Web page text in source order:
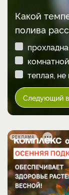
Какой
полива
теплая,
Следующий
РЕКЛАМА